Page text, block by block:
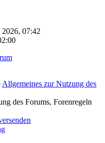
07:42
Allgemeines zur Nutzung des
des Forums, Forenregeln